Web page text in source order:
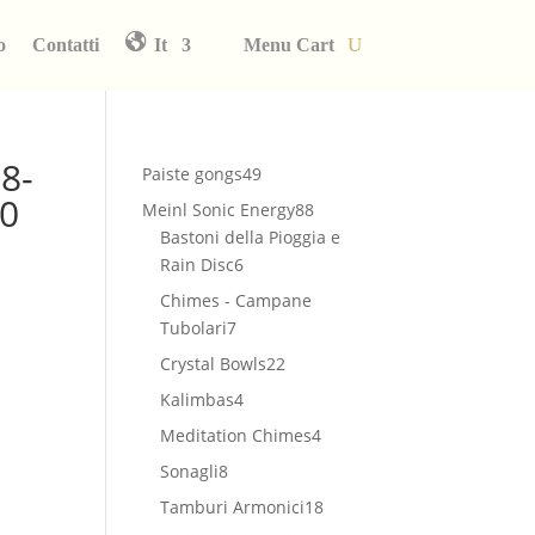
Contatti It Menu Cart
Paiste gongs4949
prodotti
Meinl Sonic Energy8888
prodotti
Bastoni della Pioggia e
Rain Disc66
prodotti
Chimes - Campane
Tubolari77
prodotti
Crystal Bowls22
Kalimbas44
prodotti
Meditation Chimes44
Sonagli88
prodotti
Tamburi Armonici1818